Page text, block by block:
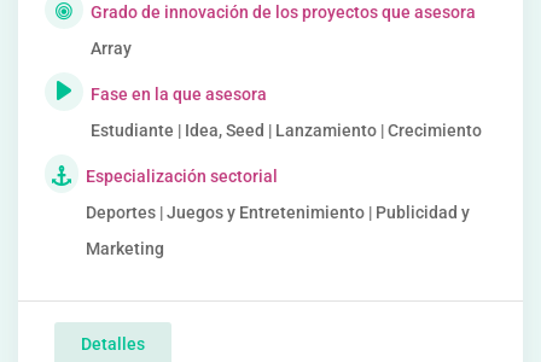
Grado de innovación de los proyectos que asesora
Array
Fase en la que asesora
Estudiante | Idea, Seed | Lanzamiento | Crecimiento
Especialización sectorial
Deportes | Juegos y Entretenimiento | Publicidad y
Marketing
Detalles